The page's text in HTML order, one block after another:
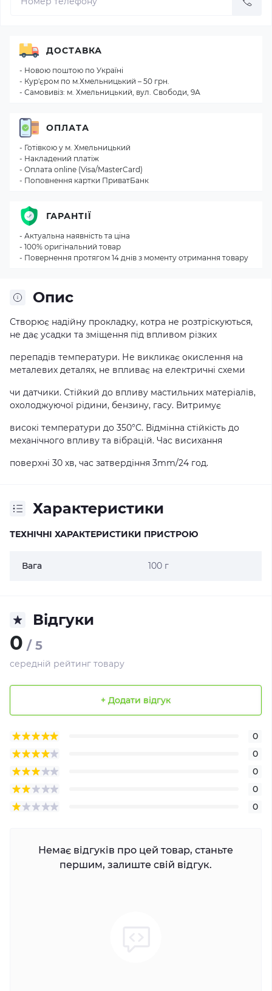
Опис
Створює надійну прокладку, котра не розтріскуються,
не дає усадки та зміщення під впливом різких
перепадів температури. Не викликає окислення на
металевих деталях, не впливає на електричні схеми
чи датчики. Стійкий до впливу мастильних матеріалів,
охолоджуючої рідини, бензину, гасу. Витримує
високі температури до 350°C. Відмінна стійкість до
механічного впливу та вібрацій. Час висихання
поверхні 30 хв, час затвердіння 3mm/24 год.
Характеристики
ТЕХНІЧНІ ХАРАКТЕРИСТИКИ ПРИСТРОЮ
Вага 100 г
Відгуки
0 / 5
середній рейтинг товару
+ Додати відгук
0
0
0
0
0
Немає відгуків про цей товар, станьте
першим, залиште свій відгук.
ДОСТАВКА
- Новою поштою по Україні
- Кур'єром по м.Хмельницький – 50 грн.
- Самовивіз: м. Хмельницький, вул. Свободи, 9А
ОПЛАТА
- Готівкою у м. Хмельницький
- Накладений платіж
- Оплата online (Visa/MasterCard)
- Поповнення картки ПриватБанк
ГАРАНТІЇ
- Актуальна наявність та ціна
- 100% оригінальний товар
- Повернення протягом 14 днів з моменту отримання товару